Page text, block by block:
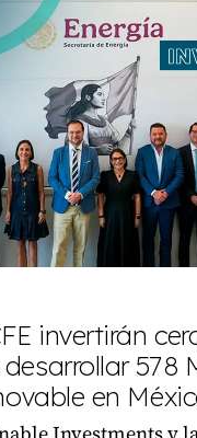
invertirán
578
en